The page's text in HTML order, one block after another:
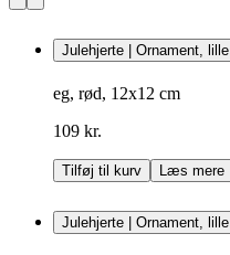
Julehjerte | Ornament, lille
eg, rød, 12x12 cm
109 kr.
Tilføj til kurv Læs mere
Julehjerte | Ornament, lille